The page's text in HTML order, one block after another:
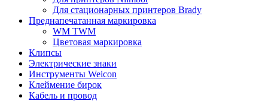
Для стационарных принтеров Brady
Преднапечатанная маркировка
WM TWM
Цветовая маркировка
Клипсы
Электрические знаки
Инструменты Weicon
Клеймение бирок
Кабель и провод